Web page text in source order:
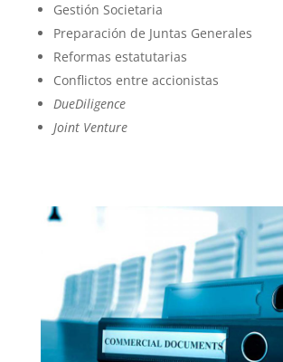
Gestión Societaria
Preparación de Juntas Generales
Reformas estatutarias
Conflictos entre accionistas
DueDiligence
Joint Venture